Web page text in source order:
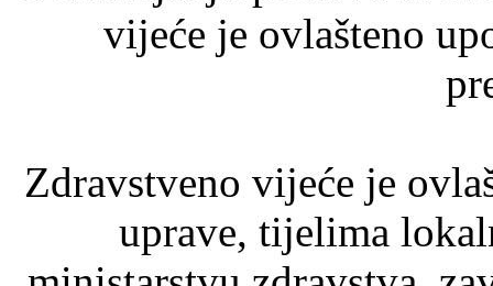
vijeće je ovlašteno
Zdravstveno vijeće je
uprave, tijelima